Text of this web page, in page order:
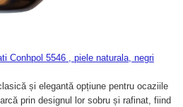
Conhpol 5546 , piele naturala, negri
și elegantă opțiune pentru ocaziile
prin designul lor sobru și rafinat, fiind